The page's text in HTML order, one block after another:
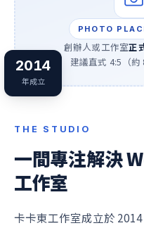
PHOTO
創辦人或工作室正
建議直式 4:5（約
2014
年成立
THE STUDIO
一間專注解決
工作室
卡卡東工作室成立於